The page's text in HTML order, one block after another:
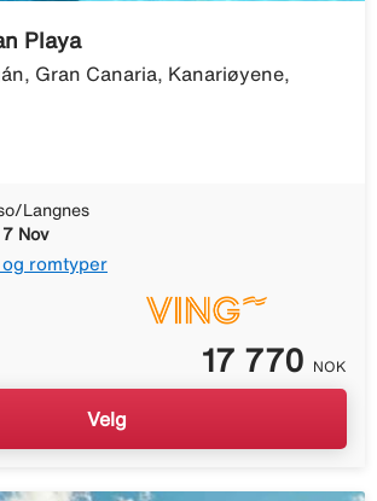
Playa
Gran Canaria, Kanariøyene,
Langnes
Nov
romtyper
17 770 NOK
Velg